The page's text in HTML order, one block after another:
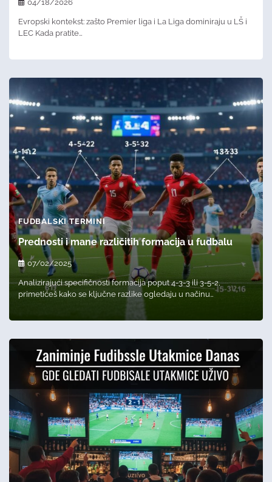
04/18/2026
Evropski kontekst: zašto Premier liga i La Liga dominiraju u LŠ i
LEC Kada pratite…
FUDBALSKI TERMINI
Prednosti i mane različitih formacija u fudbalu
07/02/2025
Analizirajući specifičnosti formacija poput 4-3-3 ili 3-5-2,
primetićeš kako se ključne razlike ogledaju u načinu…